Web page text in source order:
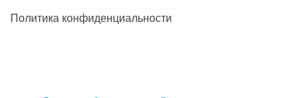
Политика конфиденциальности